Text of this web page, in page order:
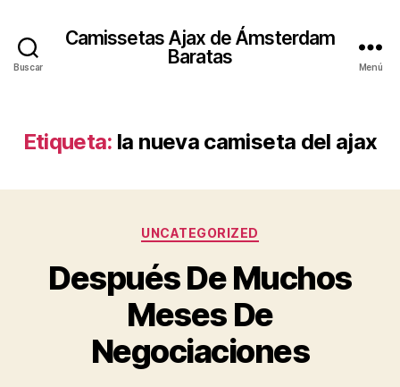
Buscar
Camissetas Ajax de Ámsterdam
Baratas
Menú
Etiqueta: la nueva camiseta del ajax
Categorías
UNCATEGORIZED
Después De Muchos
Meses De
Negociaciones